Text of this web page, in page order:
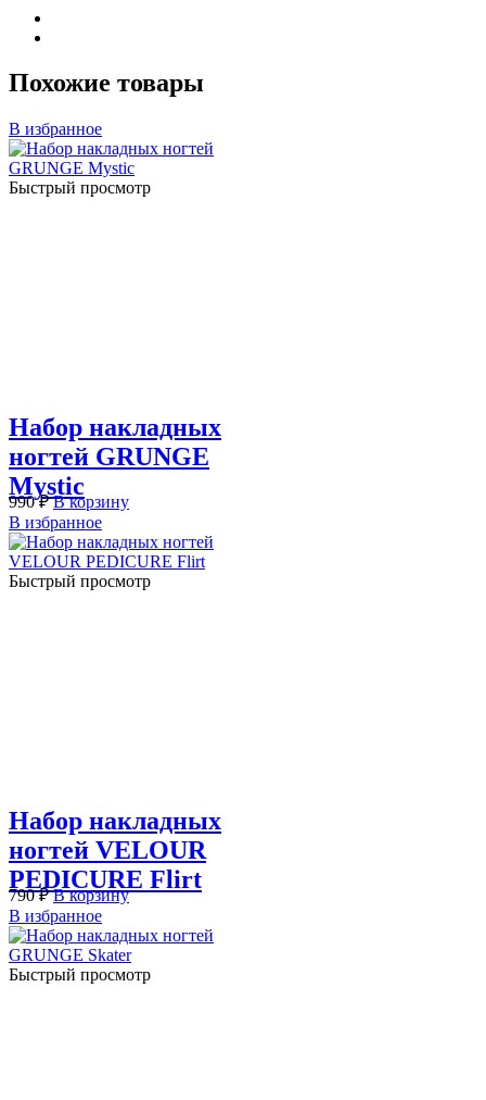
Похожие товары
В избранное
Быстрый просмотр
Набор накладных
ногтей GRUNGE
Mystic
990₽ В корзину
В избранное
Быстрый просмотр
Набор накладных
ногтей VELOUR
PEDICURE Flirt
790₽ В корзину
В избранное
Быстрый просмотр